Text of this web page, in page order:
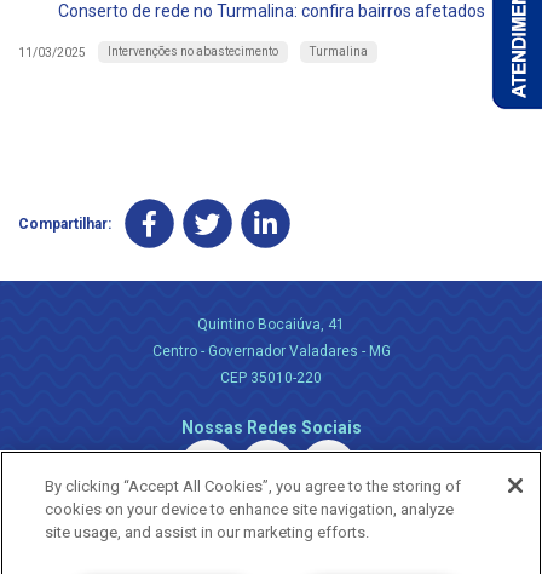
Conserto de rede no Turmalina: confira bairros afetados
11/03/2025 Intervenções no abastecimento Turmalina
Compartilhar:
Quintino Bocaiúva, 41
Centro - Governador Valadares - MG
CEP 35010-220
Nossas Redes Sociais
By clicking “Accept All Cookies”, you agree to the storing of
cookies on your device to enhance site navigation, analyze
site usage, and assist in our marketing efforts.